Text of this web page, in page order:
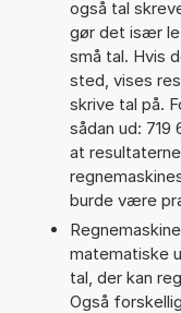
også tal
gør det især
små tal. Hvis
sted, vises
skrive tal på.
sådan ud:
at
burde være
matematiske
tal, der kan
Også